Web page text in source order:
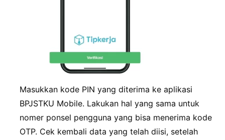
Masukkan kode PIN yang diterima ke aplikasi
BPJSTKU Mobile. Lakukan hal yang sama untuk
nomer ponsel pengguna yang bisa menerima kode
OTP. Cek kembali data yang telah diisi, setelah